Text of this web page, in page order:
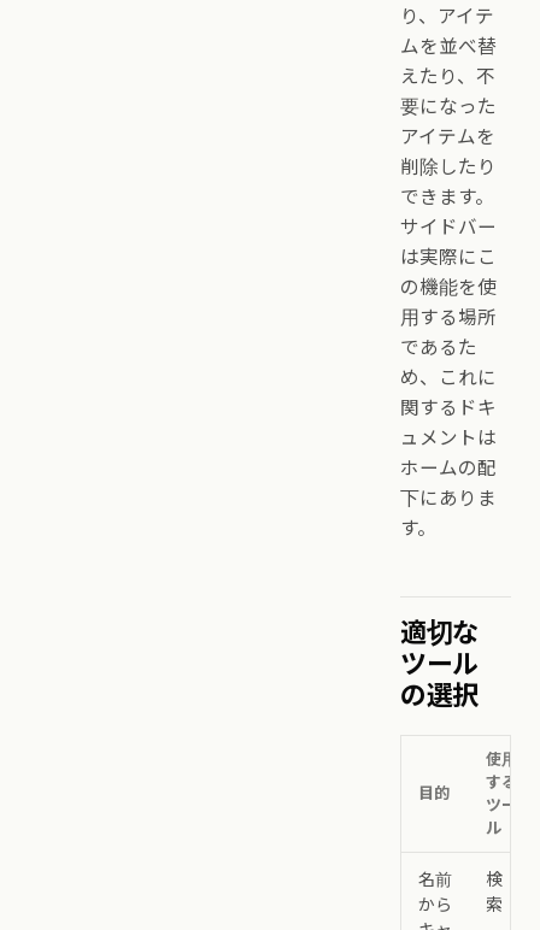
り、アイテ
ムを並べ替
えたり、不
要になった
アイテムを
削除したり
できます。
サイドバー
は実際にこ
の機能を使
用する場所
であるた
め、これに
関するドキ
ュメントは
ホームの配
下にありま
す。
適切な
ツール
の選択
目的
使用
する
ツー
ル
名前
から
検
索